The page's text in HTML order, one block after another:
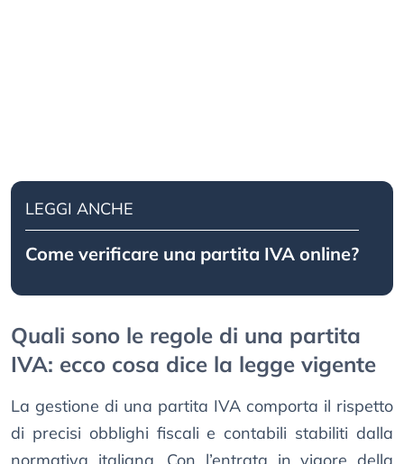
LEGGI ANCHE
Come verificare una partita IVA online?
Quali sono le regole di una partita
IVA: ecco cosa dice la legge vigente
La gestione di una partita IVA comporta il rispetto
di precisi obblighi fiscali e contabili stabiliti dalla